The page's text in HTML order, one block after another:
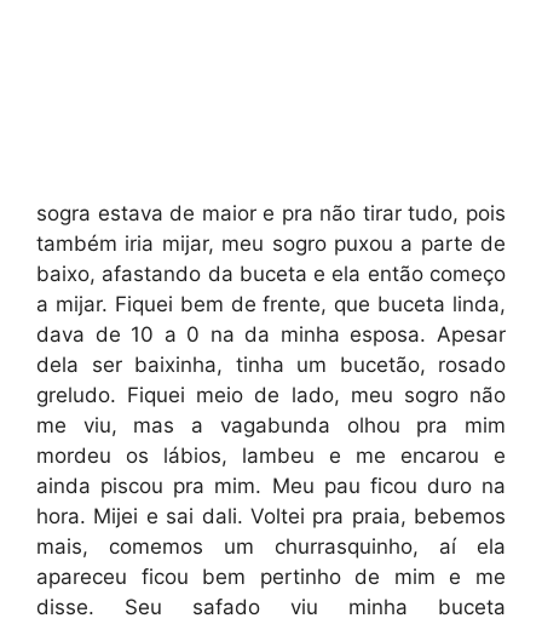
sogra estava de maior e pra não tirar tudo, pois
também iria mijar, meu sogro puxou a parte de
baixo, afastando da buceta e ela então começo
a mijar. Fiquei bem de frente, que buceta linda,
dava de 10 a 0 na da minha esposa. Apesar
dela ser baixinha, tinha um bucetão, rosado
greludo. Fiquei meio de lado, meu sogro não
me viu, mas a vagabunda olhou pra mim
mordeu os lábios, lambeu e me encarou e
ainda piscou pra mim. Meu pau ficou duro na
hora. Mijei e sai dali. Voltei pra praia, bebemos
mais, comemos um churrasquinho, aí ela
apareceu ficou bem pertinho de mim e me
disse. Seu safado viu minha buceta